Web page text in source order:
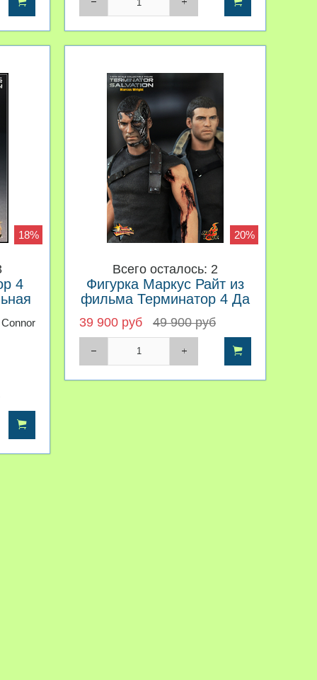
18%
4
20%
Всего осталось: 2
Фигурка Маркус Райт из
фильма Терминатор 4 Да
Придет Спаситель Hot
Toys 1/6
39 900 руб 49 900 руб